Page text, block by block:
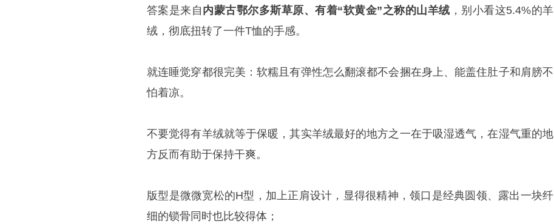
答案是来自 内蒙古鄂尔多斯草原、有着“软黄金”之称的山羊绒 ，别小看这5.4%的羊
绒，彻底扭转了一件T恤的手感。
就连睡觉穿都很完美：软糯且有弹性怎么翻滚都不会捆在身上、能盖住肚子和肩膀不
怕着凉。
不要觉得有羊绒就等于保暖，其实羊绒最好的地方之一在于吸湿透气，在湿气重的地
方反而有助于保持干爽。
版型是微微宽松的H型，加上正肩设计，显得很精神，领口是经典圆领、露出一块纤
细的锁骨同时也比较得体；